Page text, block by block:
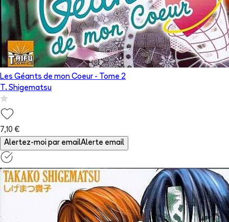
Les Géants de mon Coeur - Tome 2
T. Shigematsu
7,10 €
Alertez-moi par emailAlerte email